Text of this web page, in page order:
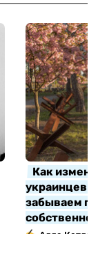
Как
украинцев
забываем
Алла Котляр